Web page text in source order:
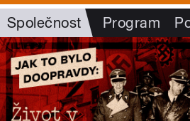
Společnost Program